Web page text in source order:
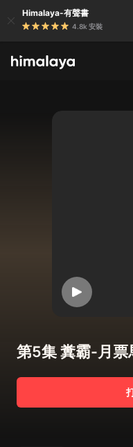
Himalaya-有聲書
4.8k 安裝
第5集 糞霸-月票